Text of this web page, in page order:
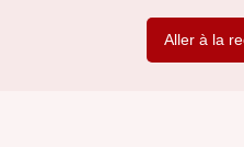
Aller à la